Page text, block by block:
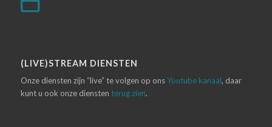
(LIVE)STREAM DIENSTEN
Onze diensten zijn “live” te volgen op onsYoutube kanaal, daar
kunt u ook onze diensten terug zien.